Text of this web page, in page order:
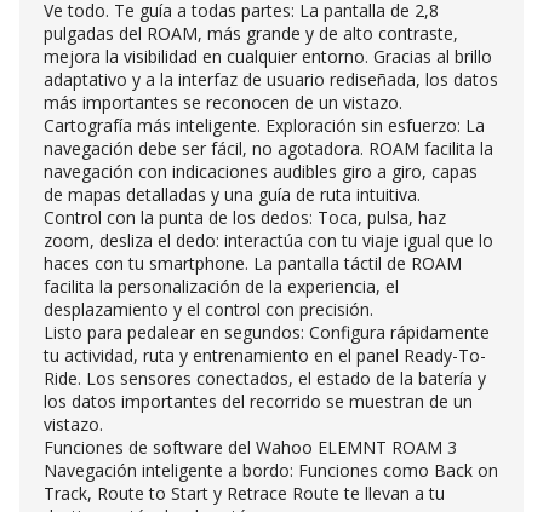
Ve todo. Te guía a todas partes: La pantalla de 2,8
pulgadas del ROAM, más grande y de alto contraste,
mejora la visibilidad en cualquier entorno. Gracias al brillo
adaptativo y a la interfaz de usuario rediseñada, los datos
más importantes se reconocen de un vistazo.
Cartografía más inteligente. Exploración sin esfuerzo: La
navegación debe ser fácil, no agotadora. ROAM facilita la
navegación con indicaciones audibles giro a giro, capas
de mapas detalladas y una guía de ruta intuitiva.
Control con la punta de los dedos: Toca, pulsa, haz
zoom, desliza el dedo: interactúa con tu viaje igual que lo
haces con tu smartphone. La pantalla táctil de ROAM
facilita la personalización de la experiencia, el
desplazamiento y el control con precisión.
Listo para pedalear en segundos: Configura rápidamente
tu actividad, ruta y entrenamiento en el panel Ready-To-
Ride. Los sensores conectados, el estado de la batería y
los datos importantes del recorrido se muestran de un
vistazo.
Funciones de software del Wahoo ELEMNT ROAM 3
Navegación inteligente a bordo: Funciones como Back on
Track, Route to Start y Retrace Route te llevan a tu